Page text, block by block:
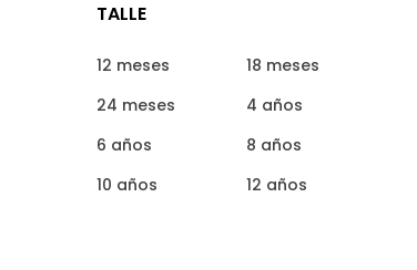
TALLE
12 meses
18 meses
24 meses
4 años
6 años
8 años
10 años
12 años